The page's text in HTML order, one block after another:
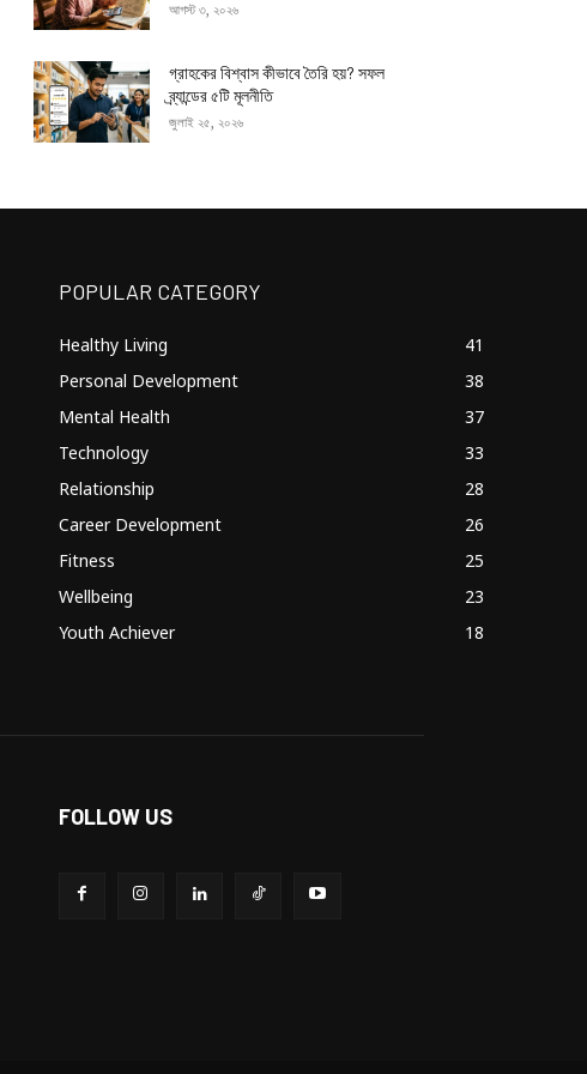
আগস্ট ৩, ২০২৬
গ্রাহকের বিশ্বাস কীভাবে তৈরি হয়? সফল
ব্র্যান্ডের ৫টি মূলনীতি
জুলাই ২৫, ২০২৬
POPULAR CATEGORY
Healthy Living
41
Personal Development
38
Mental Health
37
Technology
33
Relationship
28
Career Development
26
Fitness
25
Wellbeing
23
Youth Achiever
18
FOLLOW US